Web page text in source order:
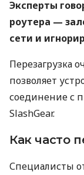
Эксперты
роутера —
сети и
Перезагрузка
позволяет
соединение с
SlashGear.
Как часто
Специалисты